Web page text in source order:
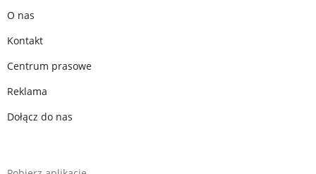
O nas
Kontakt
Centrum prasowe
Reklama
Dołącz do nas